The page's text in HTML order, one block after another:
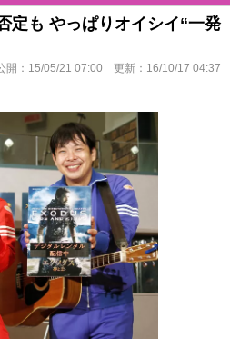
定も やっぱりオイシイ“一発
開： 15/05/21 07:00 更新： 16/10/17 04:37